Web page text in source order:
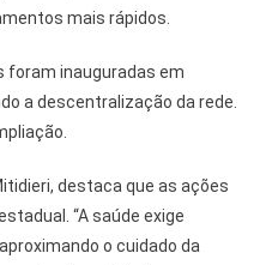
mais rápidos.
foram inauguradas em
a descentralização da rede.
destaca que as ações
“A saúde exige
o cuidado da